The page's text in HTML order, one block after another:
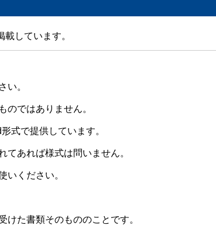
しています。
い。
のではありません。
式で提供しています。
てあれば様式は問いません。
いください。
た書類そのもののことです。